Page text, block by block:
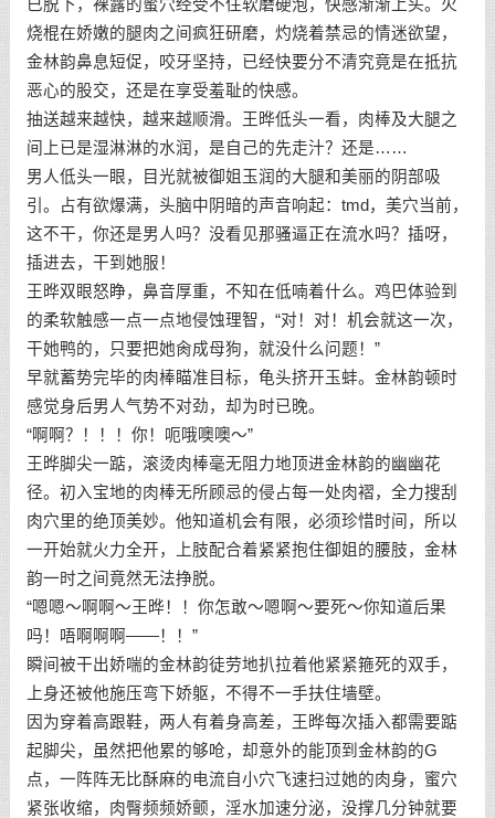
已脱下，裸露的蜜穴经受不住软磨硬泡，快感渐渐上头。火
烧棍在娇嫩的腿肉之间疯狂研磨，灼烧着禁忌的情迷欲望，
金林韵鼻息短促，咬牙坚持，已经快要分不清究竟是在抵抗
恶心的股交，还是在享受羞耻的快感。
抽送越来越快，越来越顺滑。王晔低头一看，肉棒及大腿之
间上已是湿淋淋的水润，是自己的先走汁？还是……
男人低头一眼，目光就被御姐玉润的大腿和美丽的阴部吸
引。占有欲爆满，头脑中阴暗的声音响起：tmd，美穴当前，
这不干，你还是男人吗？没看见那骚逼正在流水吗？插呀，
插进去，干到她服！
王晔双眼怒睁，鼻音厚重，不知在低喃着什么。鸡巴体验到
的柔软触感一点一点地侵蚀理智，“对！对！机会就这一次，
干她鸭的，只要把她肏成母狗，就没什么问题！”
早就蓄势完毕的肉棒瞄准目标，龟头挤开玉蚌。金林韵顿时
感觉身后男人气势不对劲，却为时已晚。
“啊啊？！！！你！呃哦噢噢～”
王晔脚尖一踮，滚烫肉棒毫无阻力地顶进金林韵的幽幽花
径。初入宝地的肉棒无所顾忌的侵占每一处肉褶，全力搜刮
肉穴里的绝顶美妙。他知道机会有限，必须珍惜时间，所以
一开始就火力全开，上肢配合着紧紧抱住御姐的腰肢，金林
韵一时之间竟然无法挣脱。
“嗯嗯～啊啊～王晔！！你怎敢～嗯啊～要死～你知道后果
吗！唔啊啊啊——！！”
瞬间被干出娇喘的金林韵徒劳地扒拉着他紧紧箍死的双手，
上身还被他施压弯下娇躯，不得不一手扶住墙壁。
因为穿着高跟鞋，两人有着身高差，王晔每次插入都需要踮
起脚尖，虽然把他累的够呛，却意外的能顶到金林韵的G
点，一阵阵无比酥麻的电流自小穴飞速扫过她的肉身，蜜穴
紧张收缩，肉臀频频娇颤，淫水加速分泌，没撑几分钟就要